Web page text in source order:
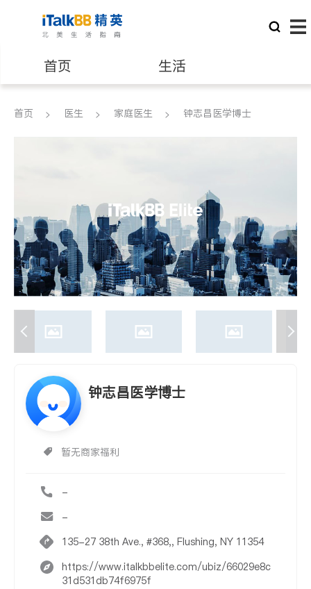
首页 生活
医生 律师
养老 非盈利组织
首页 医生 家庭医生 钟志昌医学博士
钟志昌医学博士
暂无商家福利
-
-
135-27 38th Ave., #368,, Flushing, NY 11354
https://www.italkbbelite.com/ubiz/66029e8c
31d531db74f6975f